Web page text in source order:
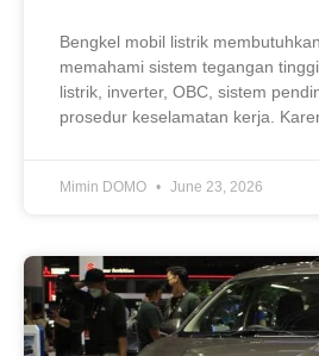
Bengkel mobil listrik
memahami sistem tegangan
listrik, inverter, OBC, sistem
prosedur keselamatan kerja.
Mimin DOMO June 23, 2026